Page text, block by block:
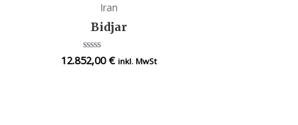
Iran
Bidjar
Bewertet
mit
12.852,00€ inkl. MwSt